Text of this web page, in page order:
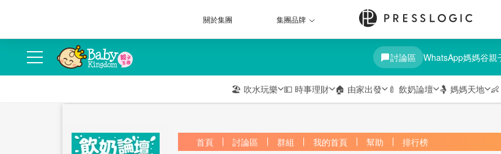
關於集團 集團品牌
討論區 WhatsApp媽媽谷親
🏖️ 吹水玩樂 💵 時事理財 🏠 由家出發 🍼 飲奶論壇 🤱 媽媽天地 👶
首頁 討論區 群組 我的首頁 幫助 排行榜